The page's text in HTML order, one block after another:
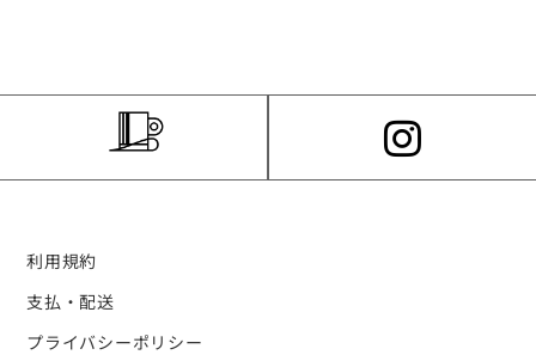
利用規約
支払・配送
プライバシーポリシー